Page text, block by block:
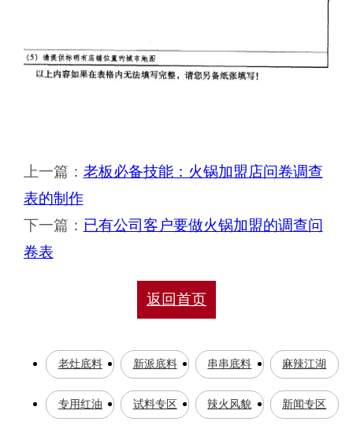
上一篇： 老板必备技能：火锅加盟店问卷调查
表的制作
下一篇： 已有公司客户要做火锅加盟的调查问
卷表
返回首页
老灶底料 新派底料 串串底料 麻辣江湖
专用红油 试料专区 辣火风貌 新闻专区